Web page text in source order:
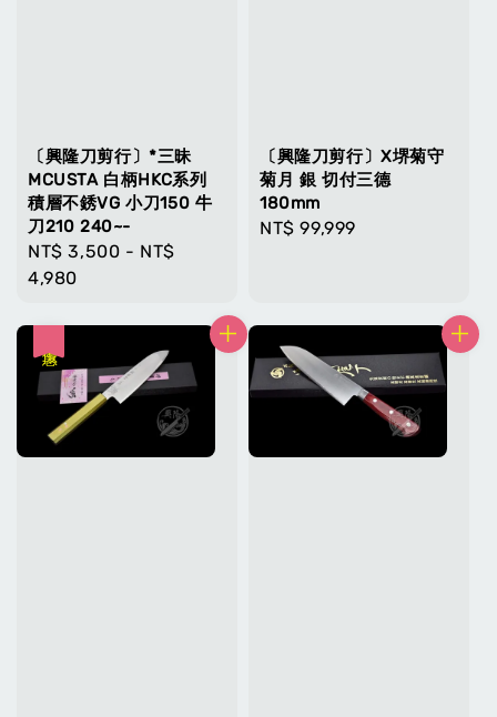
〔興隆刀剪行〕*三昧
MCUSTA 白柄HKC系列
積層不銹VG 小刀150 牛
刀210 240~-
Regular
price
NT$ 3,500 - NT$
4,980
〔興隆刀剪行〕X堺菊守
菊月 銀 切付三德
180mm
Regular
NT$ 99,999